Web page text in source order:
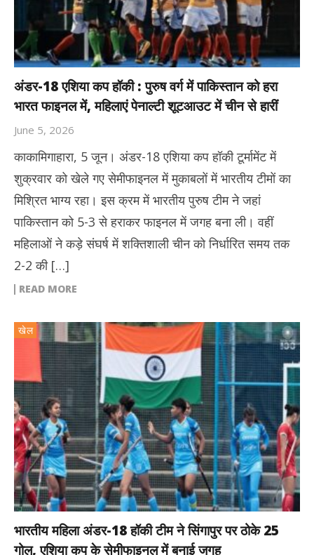
अंडर-18 एशिया कप हॉकी : पुरुष वर्ग में पाकिस्तान को हरा
भारत फाइनल में, महिलाएं पेनाल्टी शूटआउट में चीन से हारीं
June 5, 2026
काकामिगाहारा, 5 जून। अंडर-18 एशिया कप हॉकी टूर्मामेंट में
शुक्रवार को खेले गए सेमीफाइनल में मुकाबलों में भारतीय टीमों का
मिश्रित भाग्य रहा। इस क्रम में भारतीय पुरुष टीम ने जहां
पाकिस्तान को 5-3 से हराकर फाइनल में जगह बना ली। वहीं
महिलाओं ने कड़े संघर्ष में शक्तिशाली चीन को निर्धारित समय तक
2-2 की […]
READ MORE
खेल
भारतीय महिला अंडर-18 हॉकी टीम ने सिंगापुर पर ठोके 25
गोल, एशिया कप के सेमीफाइनल में बनाई जगह